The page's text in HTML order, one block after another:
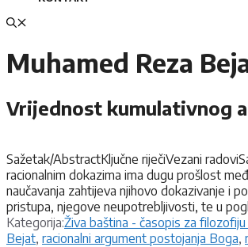
Muhamed Reza
Vrijednost kumulativnog
Sažetak/AbstractKljučne riječiVezani
racionalnim dokazima ima dugu prošlost
naučavanja zahtijeva njihovo dokazivanje i
pristupa, njegove neupotrebljivosti, te u
Kategorija:Kategorije
Živa baština - časopis za filozofiju
Bejat, racionalni argument postojanja Boga,